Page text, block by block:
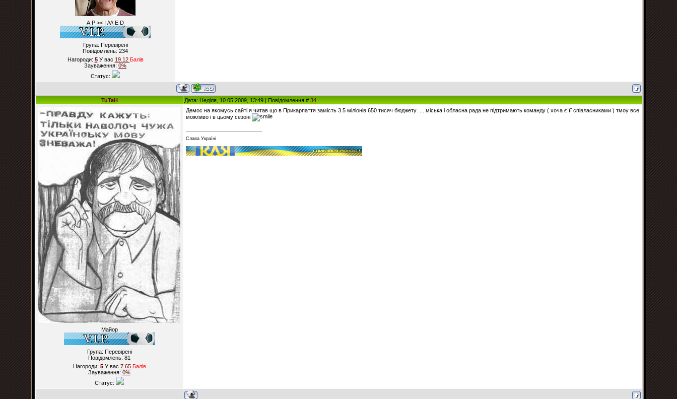
А Р >< I /\/\ E D
Група: Перевірені
Повідомлень: 234
Нагороди: 5У вас 19.12 Балiв
Зауваження: 0%
Статус:
TuTaH Дата: Неділя, 10.05.2009, 13:49 | Повідомлення #34
Майор
Група: Перевірені
Повідомлень: 81
Нагороди: 5У вас 7.65 Балiв
Зауваження: 0%
Статус:
Демос на якомусь сайті я читав що в Прикарпаття замість 3.5 міліонів 650 тисяч бюджету .... міська і обласна рада не підтримають команду ( хоча є її співласниками ) тмоу все
можливо і в цьому сезоні
Слава Україні